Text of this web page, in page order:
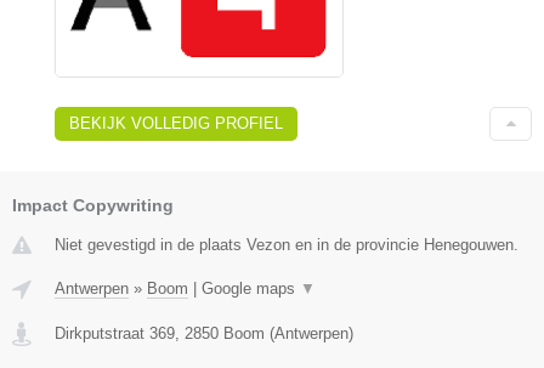
BEKIJK VOLLEDIG PROFIEL
Impact Copywriting
Niet gevestigd in de plaats Vezon en in de provincie Henegouwen.
Antwerpen » Boom Google maps ▼
Dirkputstraat 369, 2850 Boom (Antwerpen)